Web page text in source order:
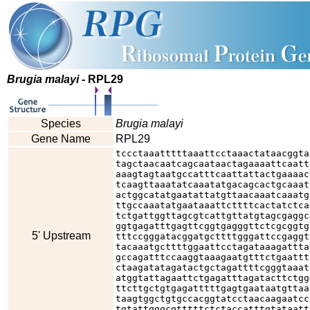
Brugia malayi- RPL29
Species
Brugia malayi
Gene Name
RPL29
5' Upstream